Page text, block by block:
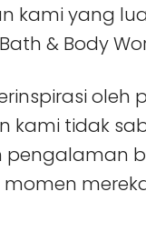
kami yang
& Body
oleh
kami tidak